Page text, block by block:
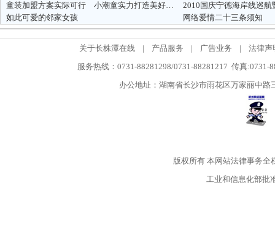
童装加盟方案实际可行 小潮童实力打造美好明天
2010国庆宁德海岸线巡航
如此可爱的邻家女孩
网络爱情二十三条须知
关于长株潭在线 | 产品服务 | 广告业务 |
法律声
服务热线：0731-88281298/0731-88281217 传真:0731-
办公地址：湖南省长沙市雨花区万家丽中
版权所有本网站法律事务全
工业和信息化部批